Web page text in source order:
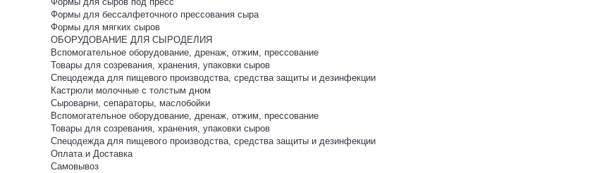
Формы для бессалфеточного прессования сыра
Формы для мягких сыров
ОБОРУДОВАНИЕ ДЛЯ СЫРОДЕЛИЯ
Вспомогательное оборудование, дренаж, отжим, прессование
Товары для созревания, хранения, упаковки сыров
Спецодежда для пищевого производства, средства защиты и дезинфекции
Кастрюли молочные с толстым дном
Сыроварни, сепараторы, маслобойки
Вспомогательное оборудование, дренаж, отжим, прессование
Товары для созревания, хранения, упаковки сыров
Спецодежда для пищевого производства, средства защиты и дезинфекции
Оплата и Доставка
Самовывоз